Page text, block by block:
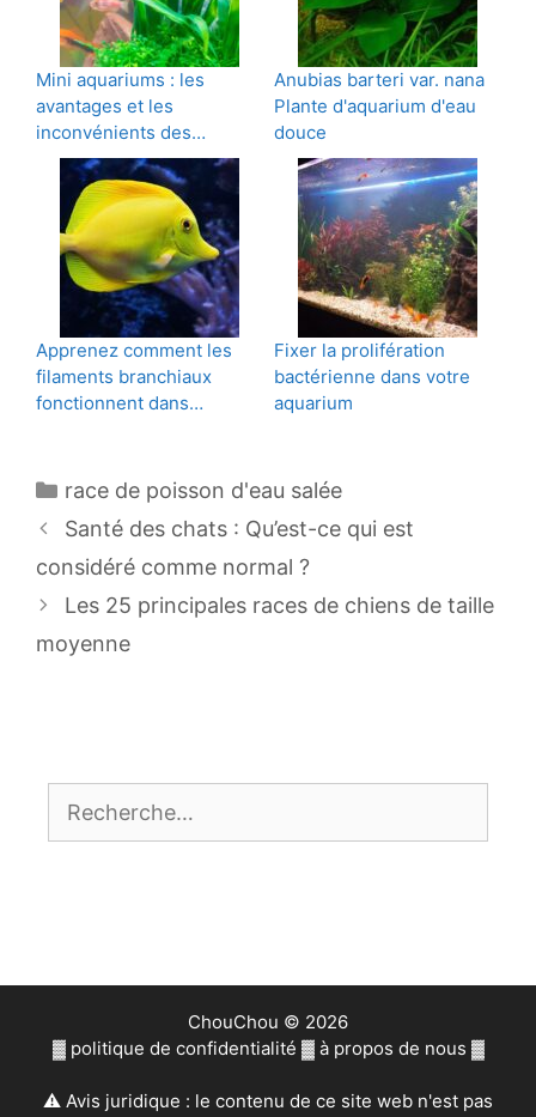
Mini aquariums : les
avantages et les
inconvénients des…
Anubias barteri var. nana
Plante d'aquarium d'eau
douce
Apprenez comment les
filaments branchiaux
fonctionnent dans…
Fixer la prolifération
bactérienne dans votre
aquarium
Catégories
race de poisson d'eau salée
Navigation
des
Santé des chats : Qu’est-ce qui est
considéré comme normal ?
Les 25 principales races de chiens de taille
moyenne
ChouChou © 2026
▓ politique de confidentialité ▓ à propos de nous ▓
⚠ Avis juridique : le contenu de ce site web n'est pas